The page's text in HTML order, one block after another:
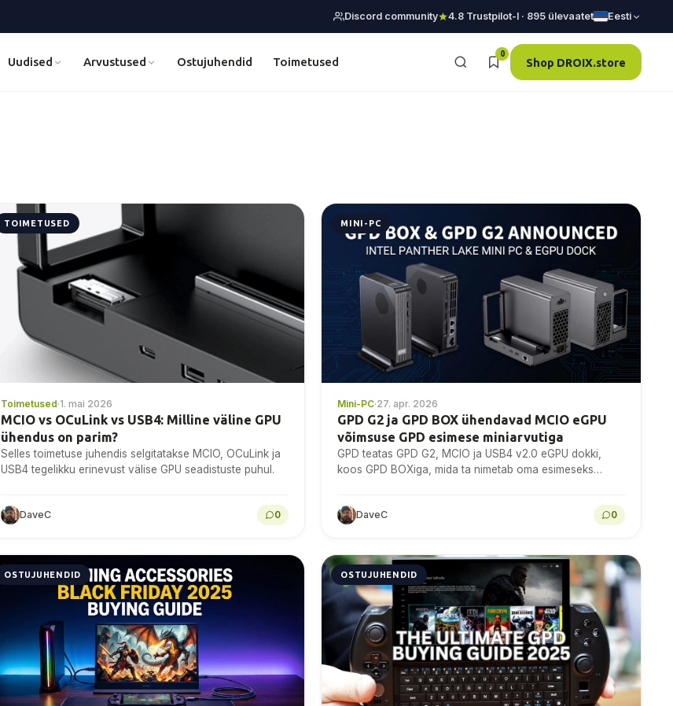
Discord community 4.8 Trustpilot-l · 895 ülevaatet Eesti
Uudised Arvustused Ostujuhendid Toimetused
0
Shop DROIX.store
TOIMETUSED
Toimetused·1. mai 2026
MCIO vs OCuLink vs USB4: Milline väline GPU
ühendus on parim?
Selles toimetuse juhendis selgitatakse MCIO, OCuLink ja
USB4 tegelikku erinevust välise GPU seadistuste puhul.
DaveC 0
MINI-PC
Mini-PC·27. apr. 2026
GPD G2 ja GPD BOX ühendavad MCIO eGPU
võimsuse GPD esimese miniarvutiga
GPD teatas GPD G2, MCIO ja USB4 v2.0 eGPU dokki,
koos GPD BOXiga, mida ta nimetab oma esimeseks
DaveC 0
OSTUJUHENDID OSTUJUHENDID